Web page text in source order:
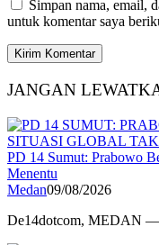
Simpan nama, email,
untuk komentar saya
JANGAN
PD 14 Sumut: Prabowo
Menentu
Medan09/08/2026
De14dotcom, MEDAN